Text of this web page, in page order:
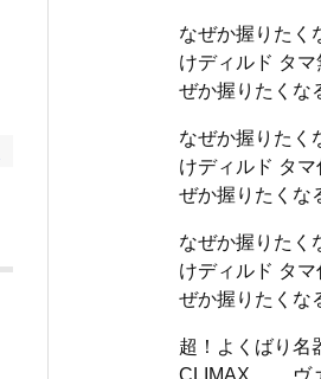
なぜか握りたく
けディルド
ぜか握りたくな
なぜか握りたく
けディルド
ぜか握りたくな
なぜか握りたく
けディルド
ぜか握りたくな
超！よくばり名
CLIMAX ヴァ